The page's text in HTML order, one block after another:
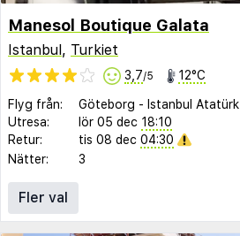
Manesol Boutique Galata
Istanbul, Turkiet
3,7/5 12°C
Flyg från: Göteborg - Istanbul Atatürk
Utresa:
lör 05 dec 18:10
Retur:
tis 08 dec 04:30
Nätter:
3
Fler val